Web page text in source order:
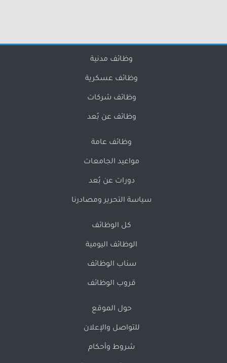
وظائف مدنية
وظائف عسكرية
وظائف شركات
وظائف عن بُعد
وظائف عامة
مواعيد الجامعات
دورات عن بُعد
سياسة التحرير ومصادرنا
كل الوظائف
الوظائف اليومية
سناب الوظائف
قروب الوظائف
حول الموقع
للتواصل والإعلان
شروط وأحكام